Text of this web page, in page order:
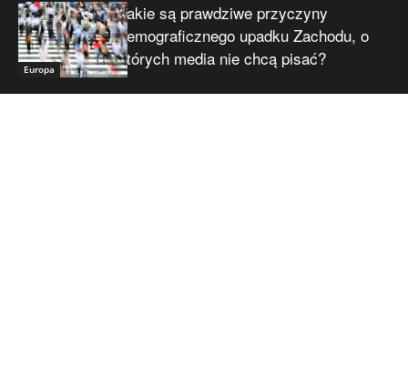
Europa
Jakie są prawdziwe przyczyny
demograficznego upadku Zachodu, o
których media nie chcą pisać?